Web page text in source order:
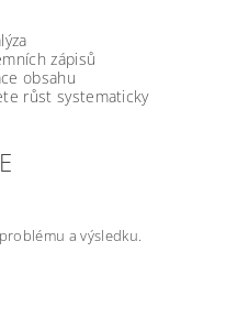
zápisů
obsahu
růst systematicky
a výsledku.